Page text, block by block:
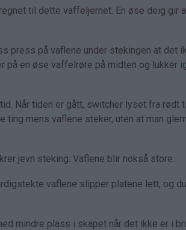
til dette vaffeljernet. En øse deig gir
press på vaflene under stekingen at det
en øse vaffelrøre på midten og lukker
Når tiden er gått, switcher lyset fra rødt
ting mens vaflene steker, uten at man
jevn steking. Vaflene blir nokså store.
vaflene slipper platene lett, og
mindre plass i skapet når det ikke er i